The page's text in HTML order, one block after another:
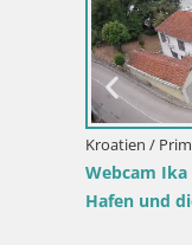
kotar / Vrbovsko